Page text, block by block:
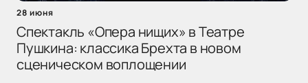
28 июня
Спектакль «Опера нищих» в Театре
Пушкина: классика Брехта в новом
сценическом воплощении